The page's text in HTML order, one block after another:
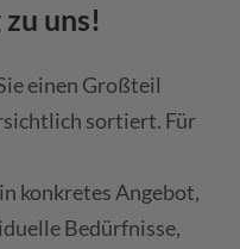
uns!
einen Großteil
sortiert. Für
konkretes Angebot,
Bedürfnisse,